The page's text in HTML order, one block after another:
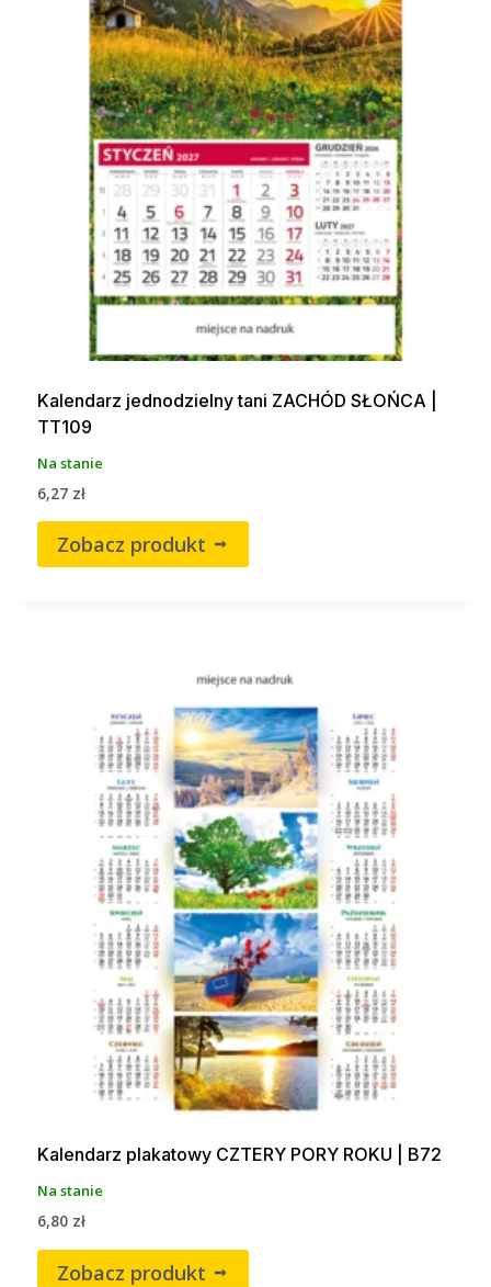
Kalendarz jednodzielny tani ZACHÓD SŁOŃCA |
TT109
Na stanie
6,27 zł
Zobacz produkt
Kalendarz plakatowy CZTERY PORY ROKU | B72
Na stanie
6,80 zł
Zobacz produkt